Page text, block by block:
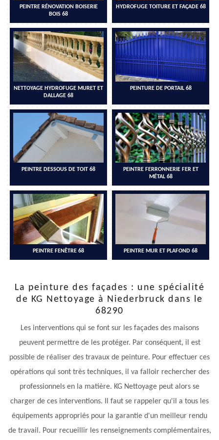
PEINTRE RÉNOVATION BOISERIE
BOIS 68
HYDROFUGE TOITURE ET FAÇADE 68
NETTOYAGE HYDROFUGE MURET ET
DALLAGE 68
PEINTURE DE PORTAIL 68
PEINTRE DESSOUS DE TOIT 68
PEINTRE FERRONNERIE FER ET
MÉTAL 68
PEINTRE FENÊTRE 68 PEINTRE MUR ET PLAFOND 68
La peinture des façades : une spécialité
de KG Nettoyage à Niederbruck dans le
68290
Les interventions qui se font sur les façades des maisons
peuvent permettre de les protéger. Par conséquent, il est
possible de réaliser des travaux de peinture. Pour effectuer ces
opérations qui sont très techniques, il va falloir rechercher des
professionnels en la matière. KG Nettoyage peut alors se
charger de ces interventions. Il faut se rappeler qu'il a tous les
équipements appropriés pour la garantie d'un meilleur rendu
de travail. Pour recueillir les renseignements complémentaires,